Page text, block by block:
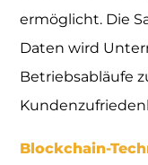
ermöglicht. Die
Daten wird
Betriebsabläufe
Blockchain-